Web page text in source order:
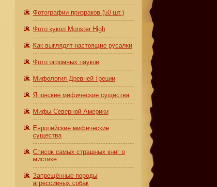
Фотографии призраков (50 шт.)
Фото кукол Monster High
Как выглядят настоящие русалки
Фото огромных пауков
Мифология Древней Греции
Японские мифические существа
Мифы Северной Америки
Европейские мифические
существа
Список самых страшных книг о
мистике
Запрещённые породы
агрессивных собак